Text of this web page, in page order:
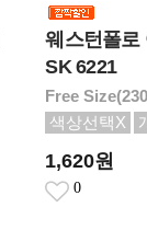
웨스턴폴로
SK 6221
Free
색상선택X
1,620원
0